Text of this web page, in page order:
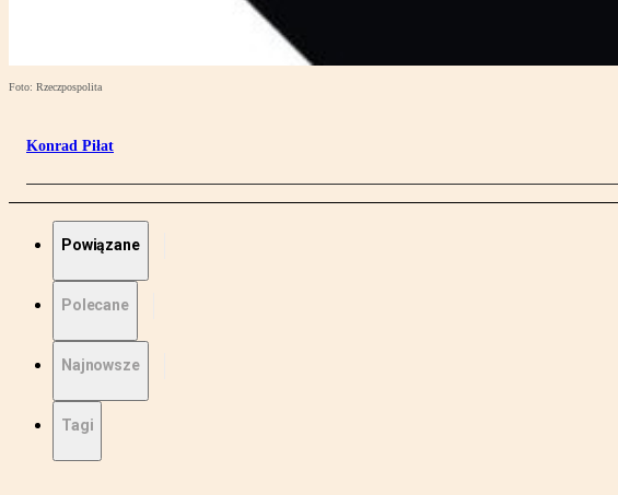
Foto: Rzeczpospolita
Konrad Piłat
Powiązane
Polecane
Najnowsze
Tagi